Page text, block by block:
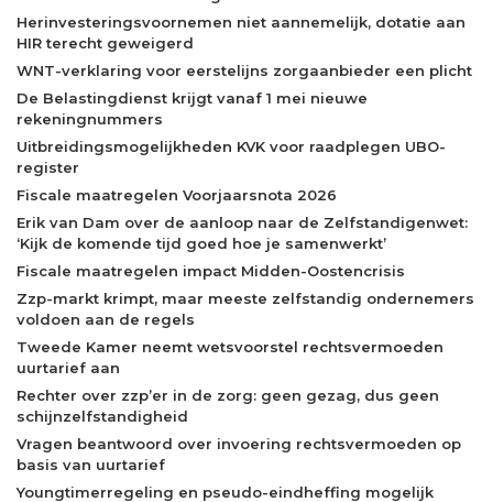
Herinvesteringsvoornemen niet aannemelijk, dotatie aan
HIR terecht geweigerd
WNT-verklaring voor eerstelijns zorgaanbieder een plicht
De Belastingdienst krijgt vanaf 1 mei nieuwe
rekeningnummers
Uitbreidingsmogelijkheden KVK voor raadplegen UBO-
register
Fiscale maatregelen Voorjaarsnota 2026
Erik van Dam over de aanloop naar de Zelfstandigenwet:
‘Kijk de komende tijd goed hoe je samenwerkt’
Fiscale maatregelen impact Midden-Oostencrisis
Zzp-markt krimpt, maar meeste zelfstandig ondernemers
voldoen aan de regels
Tweede Kamer neemt wetsvoorstel rechtsvermoeden
uurtarief aan
Rechter over zzp’er in de zorg: geen gezag, dus geen
schijnzelfstandigheid
Vragen beantwoord over invoering rechtsvermoeden op
basis van uurtarief
Youngtimerregeling en pseudo-eindheffing mogelijk